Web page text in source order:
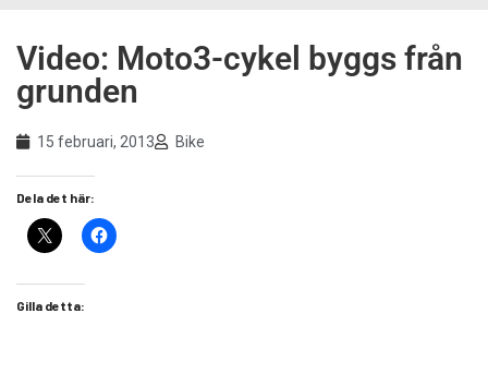
Video: Moto3-cykel byggs från
grunden
15 februari, 2013 Bike
Dela det här:
Gilla detta: